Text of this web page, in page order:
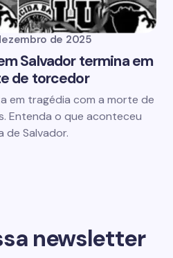
de 2025
Salvador termina em
de torcedor
em tragédia com a morte de
Entenda o que aconteceu
de Salvador.
newsletter